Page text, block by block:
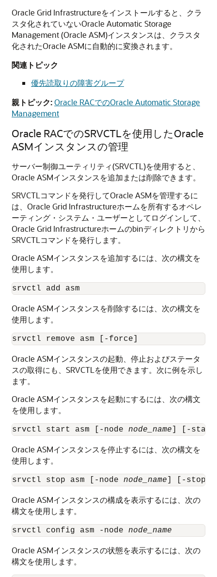
Oracle Grid Infrastructureをインストールすると、クラ
スタ化されていないOracle Automatic Storage
Management (Oracle ASM)インスタンスは、クラスタ
化されたOracle ASMに自動的に変換されます。
関連トピック
優先読取りの障害グループ
親トピック:Oracle RACでのOracle Automatic Storage
Management
Oracle RACでのSRVCTLを使用したOracle
ASMインスタンスの管理
サーバー制御ユーティリティ(SRVCTL)を使用すると、
Oracle ASMインスタンスを追加または削除できます。
SRVCTLコマンドを発行してOracle ASMを管理するに
は、Oracle Grid Infrastructureホームを所有するオペレ
ーティング・システム・ユーザーとしてログインして、
Oracle Grid Infrastructureホームのbinディレクトリから
SRVCTLコマンドを発行します。
Oracle ASMインスタンスを追加するには、次の構文を
使用します。
srvctl add asm
Oracle ASMインスタンスを削除するには、次の構文を
使用します。
srvctl remove asm [-force]
Oracle ASMインスタンスの起動、停止およびステータ
スの取得にも、SRVCTLを使用できます。次に例を示し
ます。
Oracle ASMインスタンスを起動にするには、次の構文
を使用します。
srvctl start asm [-node node_name ] [-
Oracle ASMインスタンスを停止するには、次の構文を
使用します。
srvctl stop asm [-node node_name ] [-
Oracle ASMインスタンスの構成を表示するには、次の
構文を使用します。
srvctl config asm -node node_name
Oracle ASMインスタンスの状態を表示するには、次の
構文を使用します。